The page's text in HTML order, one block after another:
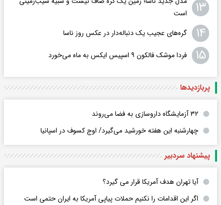
۱۳
است
۱۴ گره‌های عجیب یک دنباله‌دار در عکس روز ناسا
۱۵ فردا موشک فالکون ۹ اسپیس ایکس به ماه می‌خورد
پربازدید‌ها
۳۲ آزمایشگاه داروسازی به فضا می‌روند
چهارشنبه این هفته خورشید می‌گیرد/ اوج کسوف در اسپانیا
پیشنهاد سردبیر
آیا تهران هدف آمریکا قرار می گیرد؟
اگر این اقدامات را نکنیم حملات پیاپی آمریکا به ایران حتمی است